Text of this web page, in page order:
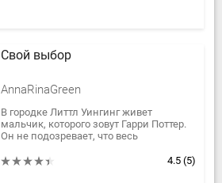
Свой выбор
AnnaRinaGreen
В городке Литтл Уингинг живет
мальчик, которого зовут Гарри Поттер.
Он не подозревает, что весь
Мальчиком-Который-Выжил и
4.5 (5)